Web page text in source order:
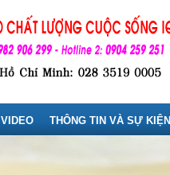
VIDEO THÔNG TIN VÀ SỰ KIỆN